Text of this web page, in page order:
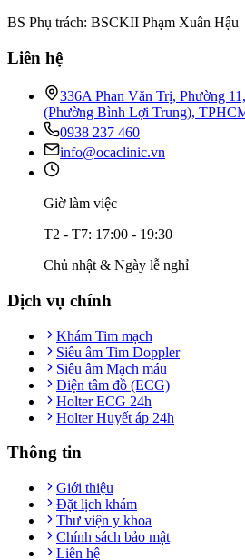
BS Phụ trách: BSCKII Phạm Xuân Hậu
Liên hệ
336A Phan Văn Trị, Phường
(Phường Bình Lợi Trung),
0938 237 460
info@ocaclinic.vn
Giờ làm việc
T2 - T7: 17:00 - 19:30
Chủ nhật & Ngày lễ nghỉ
Dịch vụ chính
Khám Tim mạch
Siêu âm Tim Doppler
Siêu âm Mạch máu
Điện tâm đồ (ECG)
Holter ECG 24h
Holter Huyết áp 24h
Thông tin
Giới thiệu
Đặt lịch khám
Thư viện y khoa
Chính sách bảo mật
Liên hệ